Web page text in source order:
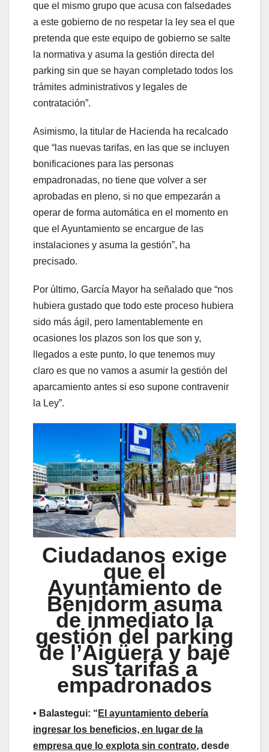
que el mismo grupo que acusa con falsedades
a este gobierno de no respetar la ley sea el que
pretenda que este equipo de gobierno se salte
la normativa y asuma la gestión directa del
parking sin que se hayan completado todos los
trámites administrativos y legales de
contratación”.
Asimismo, la titular de Hacienda ha recalcado
que “las nuevas tarifas, en las que se incluyen
bonificaciones para las personas
empadronadas, no tiene que volver a ser
aprobadas en pleno, si no que empezarán a
operar de forma automática en el momento en
que el Ayuntamiento se encargue de las
instalaciones y asuma la gestión”, ha
precisado.
Por último, García Mayor ha señalado que “nos
hubiera gustado que todo este proceso hubiera
sido más ágil, pero lamentablemente en
ocasiones los plazos son los que son y,
llegados a este punto, lo que tenemos muy
claro es que no vamos a asumir la gestión del
aparcamiento antes si eso supone contravenir
la Ley”.
Ciudadanos exige
que el
Ayuntamiento de
Benidorm asuma
de inmediato la
gestión del parking
de l’Aigüera y baje
sus tarifas a
empadronados
• Balastegui: “ El ayuntamiento debería
ingresar los beneficios, en lugar de la
empresa que lo explota sin contrato, desde